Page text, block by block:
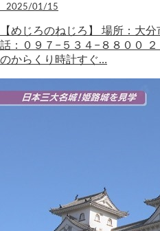
2025/01/15
【めじろのねじろ】 場所：大
話：０９７−５３４−８８００
のからくり時計すぐ…